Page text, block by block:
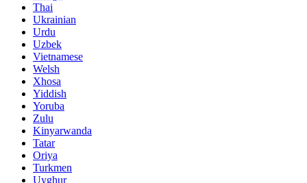
Thai
Ukrainian
Urdu
Uzbek
Vietnamese
Welsh
Xhosa
Yiddish
Yoruba
Zulu
Kinyarwanda
Tatar
Oriya
Turkmen
Uyghur